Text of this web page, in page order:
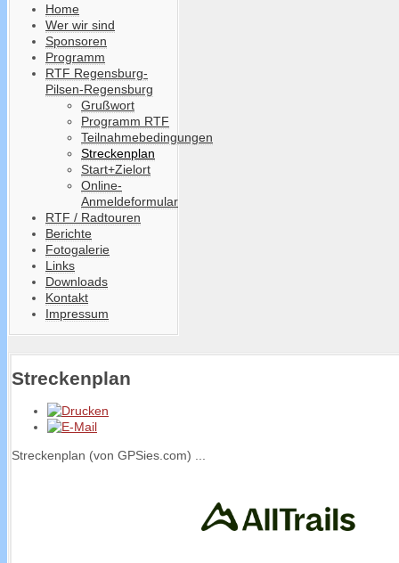
Home
Wer wir sind
Sponsoren
Programm
RTF Regensburg-
Pilsen-Regensburg
Grußwort
Programm RTF
Teilnahmebedingungen
Streckenplan
Start+Zielort
Online-
Anmeldeformular
RTF / Radtouren
Berichte
Fotogalerie
Links
Downloads
Kontakt
Impressum
Streckenplan
Streckenplan (von GPSies.com) ...